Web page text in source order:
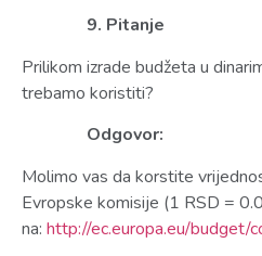
9. Pitanje
Prilikom izrade budžeta u
trebamo koristiti?
Odgovor:
Molimo vas da korstite
Evropske komisije (1 RSD =
na: http://ec.europa.eu/budget/